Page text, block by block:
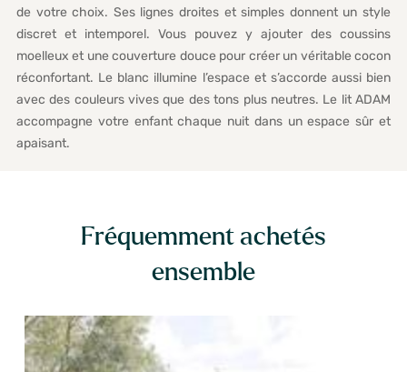
de votre choix. Ses lignes droites et simples donnent un style
discret et intemporel. Vous pouvez y ajouter des coussins
moelleux et une couverture douce pour créer un véritable cocon
réconfortant. Le blanc illumine l’espace et s’accorde aussi bien
avec des couleurs vives que des tons plus neutres. Le lit ADAM
accompagne votre enfant chaque nuit dans un espace sûr et
apaisant.
Fréquemment achetés
ensemble